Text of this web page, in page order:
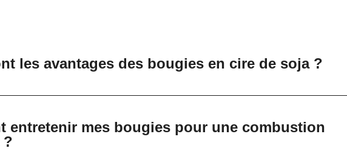
les avantages des bougies en cire de soja ?
entretenir mes bougies pour une combustion
?